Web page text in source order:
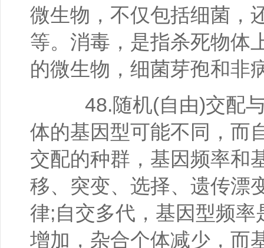
微生物，不仅包括细菌，
等。消毒，是指杀死物体
的微生物，细菌芽孢和非
48.随机(自由)交配与
体的基因型可能不同，而
交配的种群，基因频率和
移、突变、选择、遗传漂
律;自交多代，基因型频
增加，杂合个体减少，而